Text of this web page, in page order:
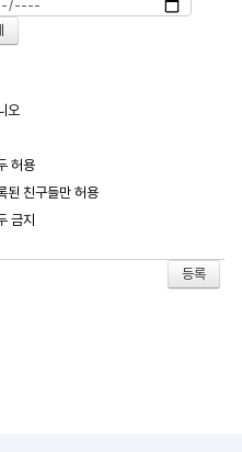
오
허용
된 친구들만 허용
금지